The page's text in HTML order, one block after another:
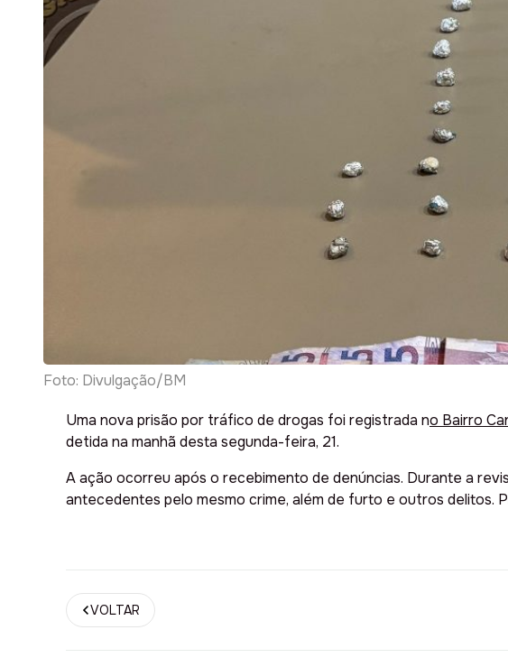
Foto: Divulgação/BM
Uma nova prisão por tráfico de drogas foi registrada no Bairro
detida na manhã desta segunda-feira, 21.
A ação ocorreu após o recebimento de denúncias. Durante a
antecedentes pelo mesmo crime, além de furto e outros delitos.
VOLTAR